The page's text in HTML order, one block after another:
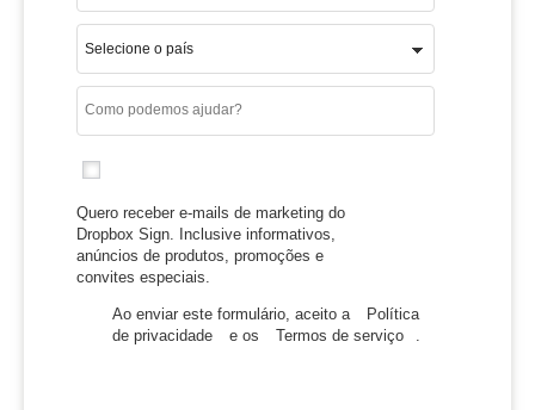
Quero receber e-mails de marketing do
Dropbox Sign. Inclusive informativos,
anúncios de produtos, promoções e
convites especiais.
Ao enviar este formulário, aceito a
Política
de privacidade
e os Termos de serviço